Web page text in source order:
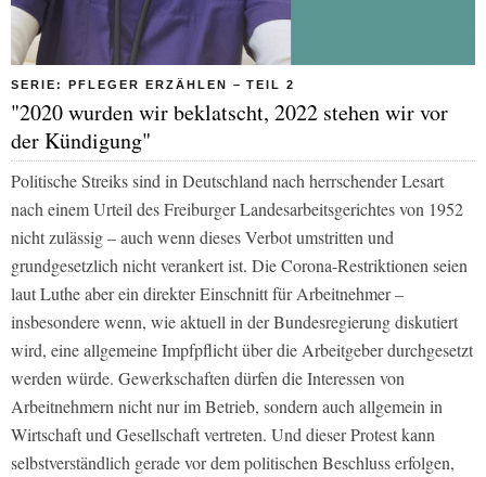
SERIE: PFLEGER ERZÄHLEN – TEIL 2
"2020 wurden wir beklatscht, 2022 stehen wir vor
der Kündigung"
Politische Streiks sind in Deutschland nach herrschender Lesart
nach einem Urteil des Freiburger Landesarbeitsgerichtes von 1952
nicht zulässig – auch wenn dieses Verbot umstritten und
grundgesetzlich nicht verankert ist. Die Corona-Restriktionen seien
laut Luthe aber ein direkter Einschnitt für Arbeitnehmer –
insbesondere wenn, wie aktuell in der Bundesregierung diskutiert
wird, eine allgemeine Impfpflicht über die Arbeitgeber durchgesetzt
werden würde. Gewerkschaften dürfen die Interessen von
Arbeitnehmern nicht nur im Betrieb, sondern auch allgemein in
Wirtschaft und Gesellschaft vertreten. Und dieser Protest kann
selbstverständlich gerade vor dem politischen Beschluss erfolgen,